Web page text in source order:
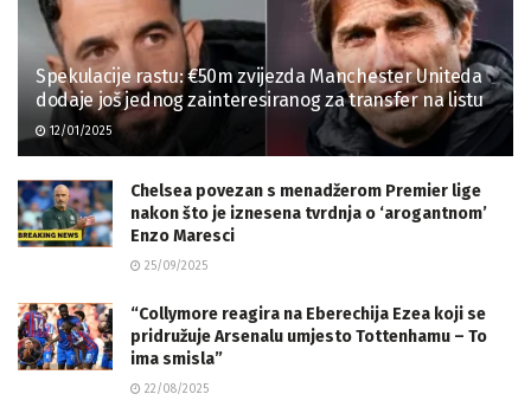
Spekulacije rastu: €50m zvijezda Manchester Uniteda
dodaje još jednog zainteresiranog za transfer na listu
12/01/2025
Chelsea povezan s menadžerom Premier lige
nakon što je iznesena tvrdnja o ‘arogantnom’
Enzo Maresci
25/09/2025
“Collymore reagira na Eberechija Ezea koji se
pridružuje Arsenalu umjesto Tottenhamu – To
ima smisla”
22/08/2025